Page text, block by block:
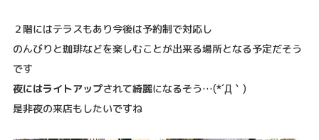
２階にはテラスもあり今後は予約制で対応し
のんびりと珈琲などを楽しむことが出来る場所となる予定だそう
です
夜にはライトアップされて綺麗になるそう…(*´Д｀)
是非夜の来店もしたいですね